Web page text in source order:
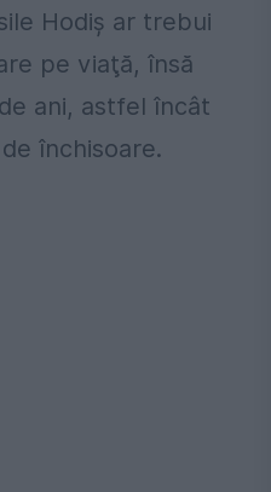
Hodiş ar trebui
pe viaţă, însă
ani, astfel încât
închisoare.